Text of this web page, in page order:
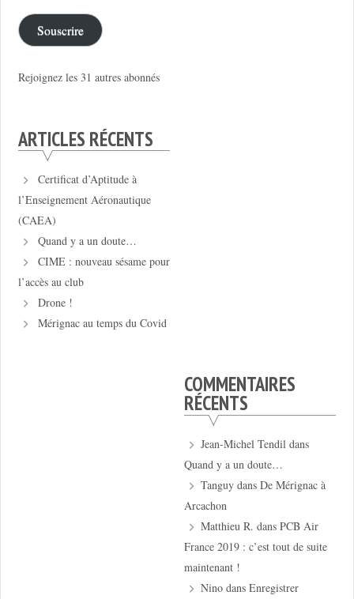
mail
Souscrire
Rejoignez les 31 autres abonnés
ARTICLES RÉCENTS
Certificat d’Aptitude à
l’Enseignement Aéronautique
(CAEA)
Quand y a un doute…
CIME : nouveau sésame pour
l’accès au club
Drone !
Mérignac au temps du Covid
COMMENTAIRES
RÉCENTS
Jean-Michel Tendil dans
Quand y a un doute…
Tanguydans De Mérignac à
Arcachon
Matthieu R. dans PCB Air
France 2019 : c’est tout de suite
maintenant !
Ninodans Enregistrer